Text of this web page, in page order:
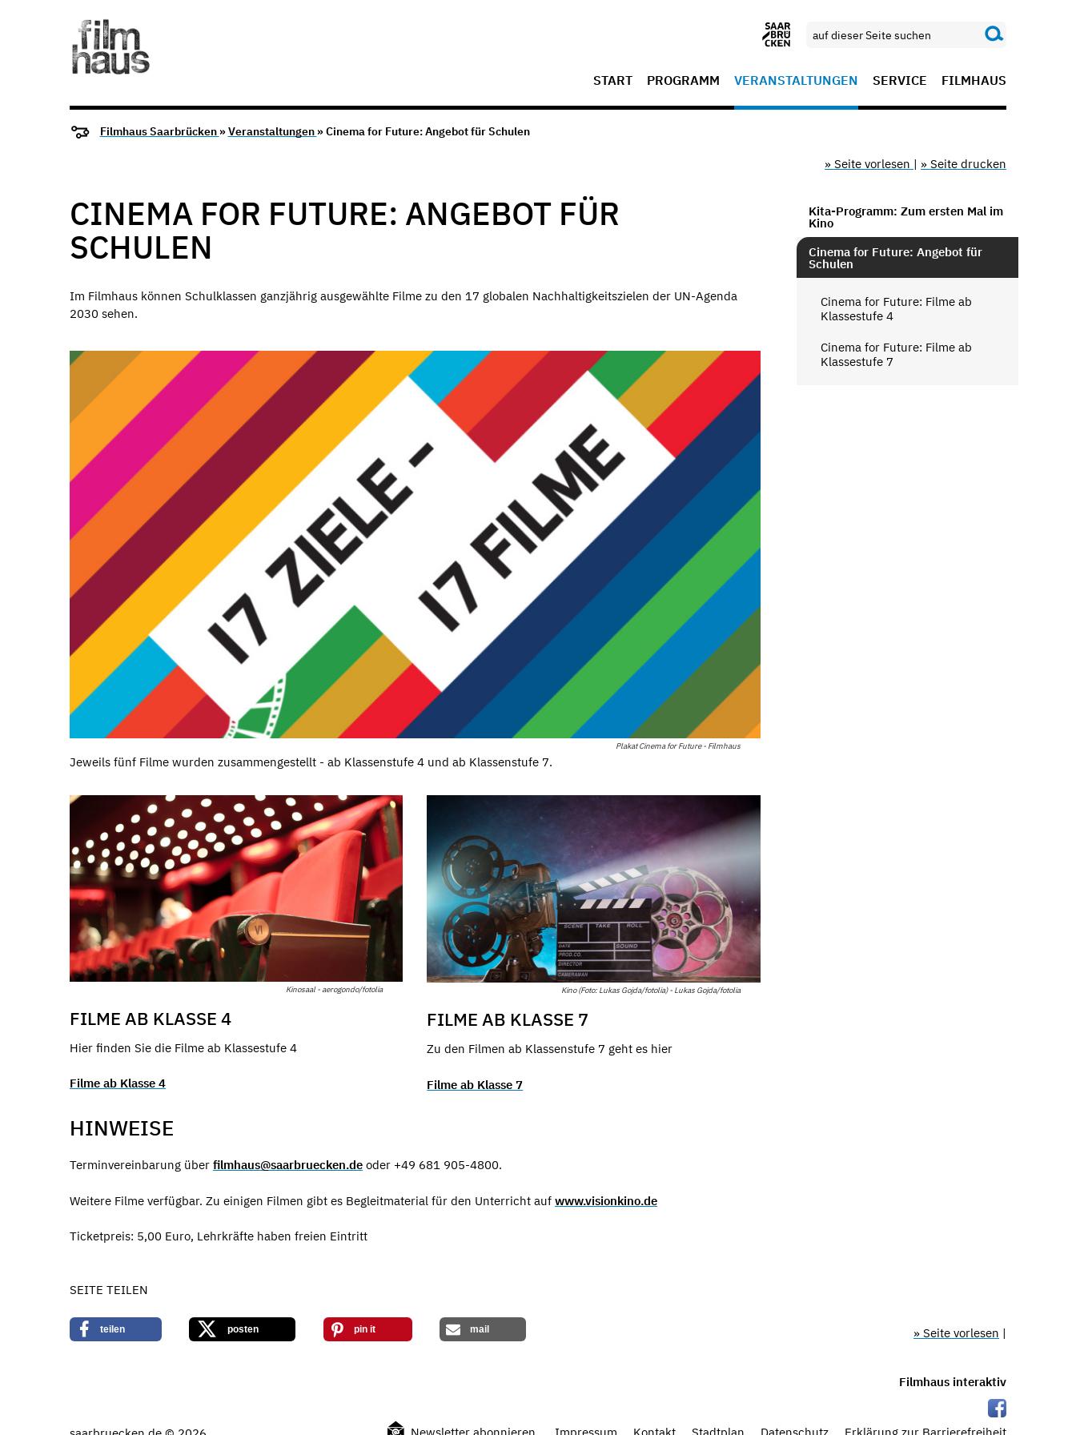
START PROGRAMM VERANSTALTUNGEN SERVICE FILMHAUS
Filmhaus Saarbrücken »Veranstaltungen » Cinema for Future: Angebot für Schulen
» Seite vorlesen | » Seite drucken
CINEMA FOR FUTURE: ANGEBOT FÜR
SCHULEN
Im Filmhaus können Schulklassen ganzjährig ausgewählte Filme zu den 17 globalen Nachhaltigkeitszielen der UN-Agenda
2030 sehen.
Plakat Cinema for Future - Filmhaus
Jeweils fünf Filme wurden zusammengestellt - ab Klassenstufe 4 und ab Klassenstufe 7.
Kinosaal - aerogondo/fotolia
FILME AB KLASSE 4
Hier finden Sie die Filme ab Klassestufe 4
Filme ab Klasse 4
Kino (Foto: Lukas Gojda/fotolia) - Lukas Gojda/fotolia
FILME AB KLASSE 7
Zu den Filmen ab Klassenstufe 7 geht es hier
Filme ab Klasse 7
HINWEISE
Terminvereinbarung über filmhaus@saarbruecken.de oder +49 681 905-4800.
Weitere Filme verfügbar. Zu einigen Filmen gibt es Begleitmaterial für den Unterricht auf www.visionkino.de
Ticketpreis: 5,00 Euro, Lehrkräfte haben freien Eintritt
Kita-Programm: Zum ersten Mal im
Kino
Cinema for Future: Angebot für
Schulen
Cinema for Future: Filme ab
Klassestufe 4
Cinema for Future: Filme ab
Klassestufe 7
SEITE TEILEN
teilen posten pin it mail » Seite vorlesen |
Filmhaus interaktiv